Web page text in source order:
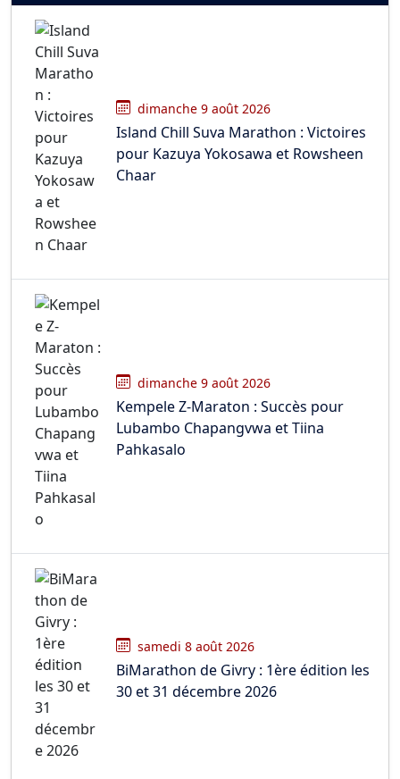
dimanche 9 août 2026
Island Chill Suva Marathon : Victoires
pour Kazuya Yokosawa et Rowsheen
Chaar
dimanche 9 août 2026
Kempele Z-Maraton : Succès pour
Lubambo Chapangvwa et Tiina
Pahkasalo
samedi 8 août 2026
BiMarathon de Givry : 1ère édition les
30 et 31 décembre 2026